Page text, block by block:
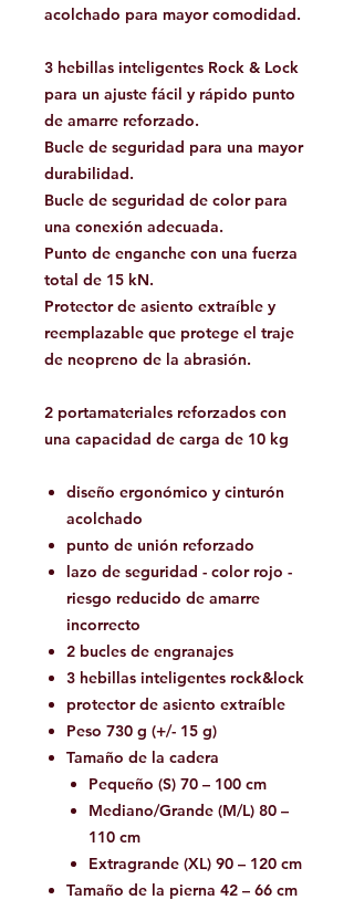
acolchado para mayor comodidad.
3 hebillas inteligentes Rock & Lock
para un ajuste fácil y rápido punto
de amarre reforzado.
Bucle de seguridad para una mayor
durabilidad.
Bucle de seguridad de color para
una conexión adecuada.
Punto de enganche con una fuerza
total de 15 kN.
Protector de asiento extraíble y
reemplazable que protege el traje
de neopreno de la abrasión.
2 portamateriales reforzados con
una capacidad de carga de 10 kg
diseño ergonómico y cinturón
acolchado
punto de unión reforzado
lazo de seguridad - color rojo -
riesgo reducido de amarre
incorrecto
2 bucles de engranajes
3 hebillas inteligentes rock&lock
protector de asiento extraíble
Peso 730 g (+/- 15 g)
Tamaño de la cadera
Pequeño (S) 70 – 100 cm
Mediano/Grande (M/L) 80 –
110 cm
Extragrande (XL) 90 – 120 cm
Tamaño de la pierna 42 – 66 cm